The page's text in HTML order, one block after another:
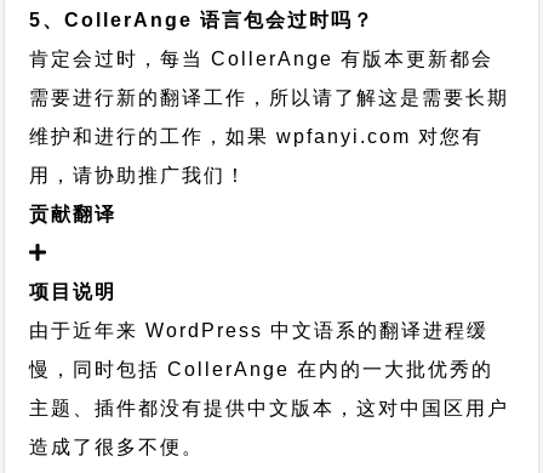
5、CollerAnge 语言包会过时吗？
肯定会过时，每当 CollerAnge 有版本更新都会
需要进行新的翻译工作，所以请了解这是需要长期
维护和进行的工作，如果 wpfanyi.com 对您有
用，请协助推广我们！
贡献翻译
项目说明
由于近年来 WordPress 中文语系的翻译进程缓
慢，同时包括 CollerAnge 在内的一大批优秀的
主题、插件都没有提供中文版本，这对中国区用户
造成了很多不便。